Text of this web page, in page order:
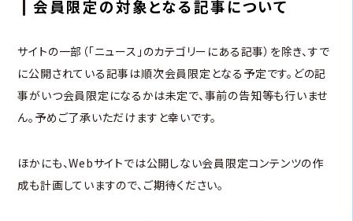
会員限定の対象となる記事について
サイトの一部（「ニュース」のカテゴリーにある記事）を除き、すで
に公開されている記事は順次会員限定となる予定です。どの記
事がいつ会員限定になるかは未定で、事前の告知等も行いませ
ん。予めご了承いただけますと幸いです。
ほかにも、Webサイトでは公開しない会員限定コンテンツの作
成も計画していますので、ご期待ください。